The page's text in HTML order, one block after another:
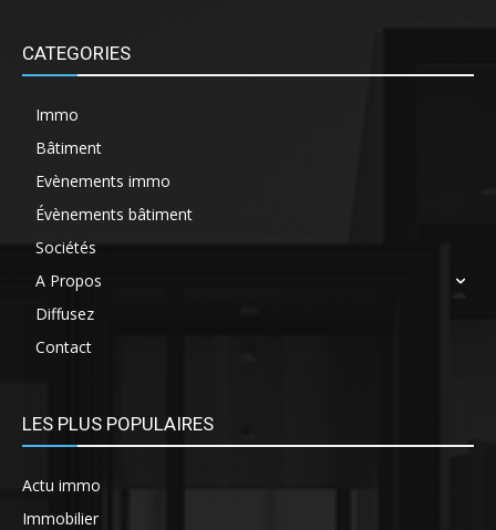
CATEGORIES
Immo
Bâtiment
Evènements immo
Évènements bâtiment
Sociétés
A Propos
Diffusez
Contact
LES PLUS POPULAIRES
Actu immo
Immobilier